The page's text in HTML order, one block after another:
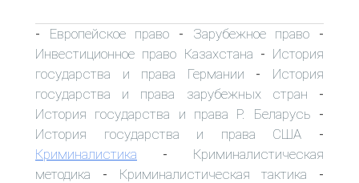
- Европейское право - Зарубежное право -
Инвестиционное право Казахстана - История
государства и права Германии - История
государства и права зарубежных стран -
История государства и права Р. Беларусь -
История государства и права США -
Криминалистика - Криминалистическая
методика - Криминалистическая тактика -